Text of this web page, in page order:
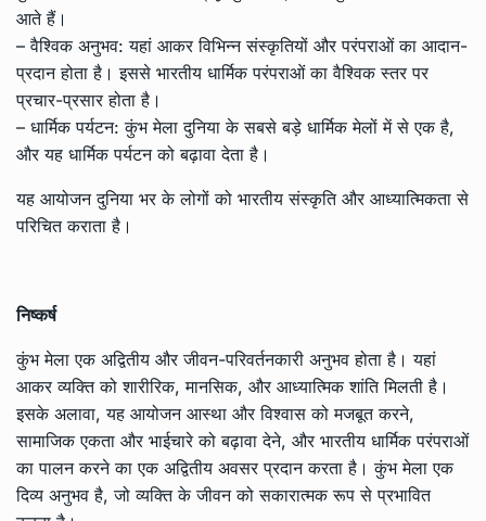
आते हैं।
– वैश्विक अनुभव: यहां आकर विभिन्न संस्कृतियों और परंपराओं का आदान-
प्रदान होता है। इससे भारतीय धार्मिक परंपराओं का वैश्विक स्तर पर
प्रचार-प्रसार होता है।
– धार्मिक पर्यटन: कुंभ मेला दुनिया के सबसे बड़े धार्मिक मेलों में से एक है,
और यह धार्मिक पर्यटन को बढ़ावा देता है।
यह आयोजन दुनिया भर के लोगों को भारतीय संस्कृति और आध्यात्मिकता से
परिचित कराता है।
निष्कर्ष
कुंभ मेला एक अद्वितीय और जीवन-परिवर्तनकारी अनुभव होता है। यहां
आकर व्यक्ति को शारीरिक, मानसिक, और आध्यात्मिक शांति मिलती है।
इसके अलावा, यह आयोजन आस्था और विश्वास को मजबूत करने,
सामाजिक एकता और भाईचारे को बढ़ावा देने, और भारतीय धार्मिक परंपराओं
का पालन करने का एक अद्वितीय अवसर प्रदान करता है। कुंभ मेला एक
दिव्य अनुभव है, जो व्यक्ति के जीवन को सकारात्मक रूप से प्रभावित